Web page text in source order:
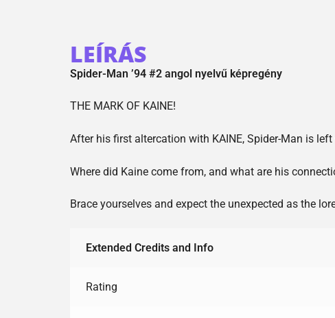
LEÍRÁS
Spider-Man ’94 #2 angol nyelvű képregény
THE MARK OF KAINE!
After his first altercation with KAINE, Spider-Man is
Where did Kaine come from, and what are his
Brace yourselves and expect the unexpected as the
Extended Credits and Info
Rating